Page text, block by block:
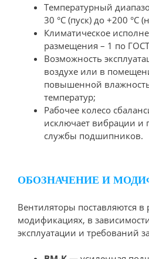
Температурный
30 °С (пуск) до +200 °С
Климатическое
размещения – 1 по
Возможность
воздухе или в
повышенной
температур;
Рабочее колесо
исключает вибрации и
службы подшипников.
ОБОЗНАЧЕНИЕ И
Вентиляторы поставляются в
модификациях, в
эксплуатации и требований